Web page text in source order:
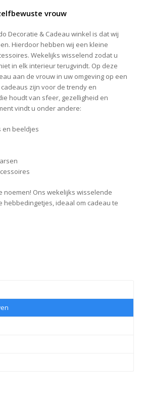
vrouw
Decoratie & Cadeau winkel is dat wij
Hierdoor hebben wij een kleine
Wekelijks wisselend zodat u
in elk interieur terugvindt. Op deze
aan de vrouw in uw omgeving op een
zijn voor de trendy en
houdt van sfeer, gezelligheid en
vindt u onder andere:
en beeldjes
noemen! Ons wekelijks wisselende
hebbedingetjes, ideaal om cadeau te